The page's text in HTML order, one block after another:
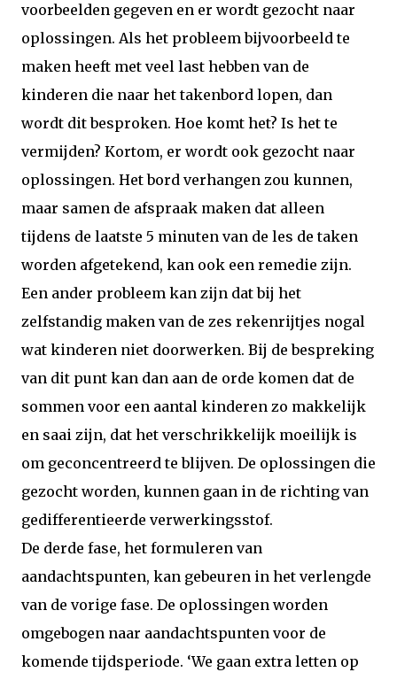
voorbeelden gegeven en er wordt gezocht naar
oplossingen. Als het probleem bijvoorbeeld te
maken heeft met veel last hebben van de
kinderen die naar het takenbord lopen, dan
wordt dit besproken. Hoe komt het? Is het te
vermijden? Kortom, er wordt ook gezocht naar
oplossingen. Het bord verhangen zou kunnen,
maar samen de afspraak maken dat alleen
tijdens de laatste 5 minuten van de les de taken
worden afgetekend, kan ook een remedie zijn.
Een ander probleem kan zijn dat bij het
zelfstandig maken van de zes rekenrijtjes nogal
wat kinderen niet doorwerken. Bij de bespreking
van dit punt kan dan aan de orde komen dat de
sommen voor een aantal kinderen zo makkelijk
en saai zijn, dat het verschrikkelijk moeilijk is
om geconcentreerd te blijven. De oplossingen die
gezocht worden, kunnen gaan in de richting van
gedifferentieerde verwerkingsstof.
De derde fase, het formuleren van
aandachtspunten, kan gebeuren in het verlengde
van de vorige fase. De oplossingen worden
omgebogen naar aandachtspunten voor de
komende tijdsperiode. ‘We gaan extra letten op